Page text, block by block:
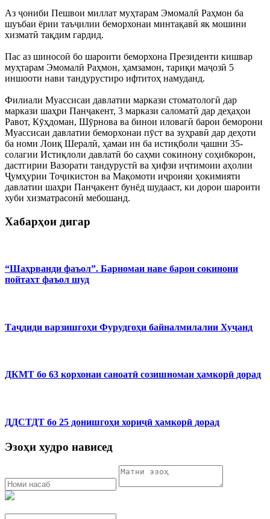
Аз ҷониби Пешвои миллат муҳтарам Эмомалӣ Раҳмон ба
шуъбаи ёрии таъҷилии беморхонаи минтақавӣ як мошини
хизматӣ тақдим гардид.
Пас аз шиносоӣ бо шароити беморхона Президенти кишвар
муҳтарам Эмомалӣ Раҳмон, ҳамзамон, тариқи маҷозӣ 5
иншооти нави тандурустиро ифтитоҳ намуданд.
Филиали Муассисаи давлатии маркази стоматологӣ дар
маркази шаҳри Панҷакент, 3 маркази саломатӣ дар деҳаҳои
Равот, Кӯҳдоман, Шӯрнова ва бинои иловагӣ барои беморони
Муассисаи давлатии беморхонаи пӯст ва зуҳравӣ дар деҳоти
ба номи Лоиқ Шералӣ, ҳамаи ин ба истиқболи ҷашни 35-
солагии Истиқлоли давлатӣ бо саҳми сокинону соҳибкорон,
дастгирии Вазорати тандурустӣ ва ҳифзи иҷтимоии аҳолии
Ҷумҳурии Тоҷикистон ва Мақомоти иҷроияи ҳокимияти
давлатии шаҳри Панҷакент бунёд шудааст, ки дорои шароити
хуби хизматрасонӣ мебошанд.
Хабарҳои дигар
“Шаҳрванди фаъол”. Барномаи наве барои сокинони
пойтахт фаъол шуд
Таҷдиди варзишгоҳи Фурудгоҳи байналмилалии Хуҷанд
ДКМТ бо 63 корхонаи саноатӣ созишномаи ҳамкорӣ дорад
ДДСТДТ бо 25 донишгоҳи хориҷӣ ҳамкорӣ дорад
Эзоҳи худро нависед